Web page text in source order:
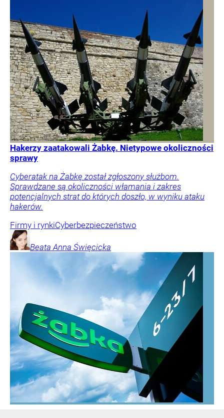
Hakerzy zaatakowali Żabkę. Nietypowe okoliczności
sprawy
Cyberatak na Żabkę został zgłoszony służbom.
Sprawdzane są okoliczności włamania i zakres
potencjalnych strat do których doszło, w wyniku ataku
hakerów.
Firmy i rynkiCyberbezpieczeństwo
Beata Anna Święcicka